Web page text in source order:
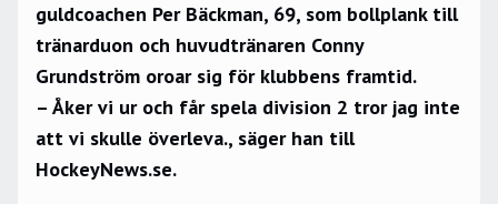
guldcoachen Per Bäckman, 69, som bollplank till
tränarduon och huvudtränaren Conny
Grundström oroar sig för klubbens framtid.
– Åker vi ur och får spela division 2 tror jag inte
att vi skulle överleva., säger han till
HockeyNews.se.